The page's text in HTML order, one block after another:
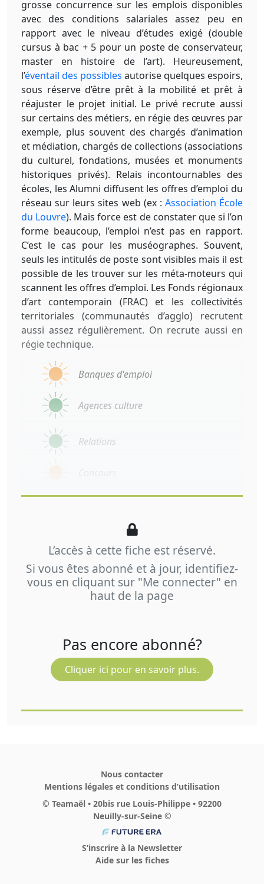
grosse concurrence sur les emplois disponibles
avec des conditions salariales assez peu en
rapport avec le niveau d’études exigé (double
cursus à bac + 5 pour un poste de conservateur,
master en histoire de l’art). Heureusement,
l’éventail des possibles autorise quelques espoirs,
sous réserve d’être prêt à la mobilité et prêt à
réajuster le projet initial. Le privé recrute aussi
sur certains des métiers, en régie des œuvres par
exemple, plus souvent des chargés d’animation
et médiation, chargés de collections (associations
du culturel, fondations, musées et monuments
historiques privés). Relais incontournables des
écoles, les Alumni diffusent les offres d’emploi du
réseau sur leurs sites web (ex : Association École
du Louvre). Mais force est de constater que si l’on
forme beaucoup, l’emploi n’est pas en rapport.
C’est le cas pour les muséographes. Souvent,
seuls les intitulés de poste sont visibles mais il est
possible de les trouver sur les méta-moteurs qui
scannent les offres d’emploi. Les Fonds régionaux
d’art contemporain (FRAC) et les collectivités
territoriales (communautés d’agglo) recrutent
aussi assez régulièrement. On recrute aussi en
régie technique.
Banques d'emploi
Agences culture
Relations
L’accès à cette fiche est réservé.
Si vous êtes abonné et à jour, identifiez-
vous en cliquant sur "Me connecter" en
haut de la page
Pas encore abonné?
Cliquer ici pour en savoir plus.
Nous contacter
Mentions légales et conditions d’utilisation
© Teamaël • 20bis rue Louis-Philippe • 92200
Neuilly-sur-Seine ©
S’inscrire à la Newsletter
Aide sur les fiches